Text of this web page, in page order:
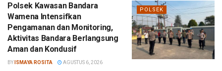
POLSEK
Polsek Kawasan Bandara
Wamena Intensifkan
Pengamanan dan Monitoring,
Aktivitas Bandara Berlangsung
Aman dan Kondusif
BY ISMAYA ROSITA AGUSTUS 6, 2026